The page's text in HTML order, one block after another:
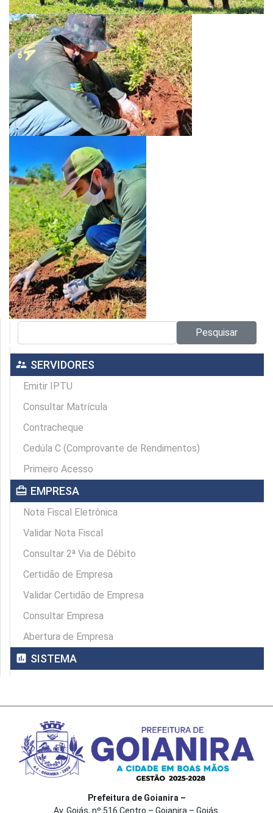
Pesquisar
supervisor_account SERVIDORES
Emitir IPTU
Consultar Matrícula
Contracheque
Cedúla C (Comprovante de Rendimentos)
Primeiro Acesso
card_travel EMPRESA
Nota Fiscal Eletrônica
Validar Nota Fiscal
Consultar 2ª Via de Débito
Certidão de Empresa
Validar Certidão de Empresa
Consultar Empresa
Abertura de Empresa
assessment SISTEMA
Prefeitura de Goianira –
Av. Goiás, nº 516 Centro – Goianira – Goiás.